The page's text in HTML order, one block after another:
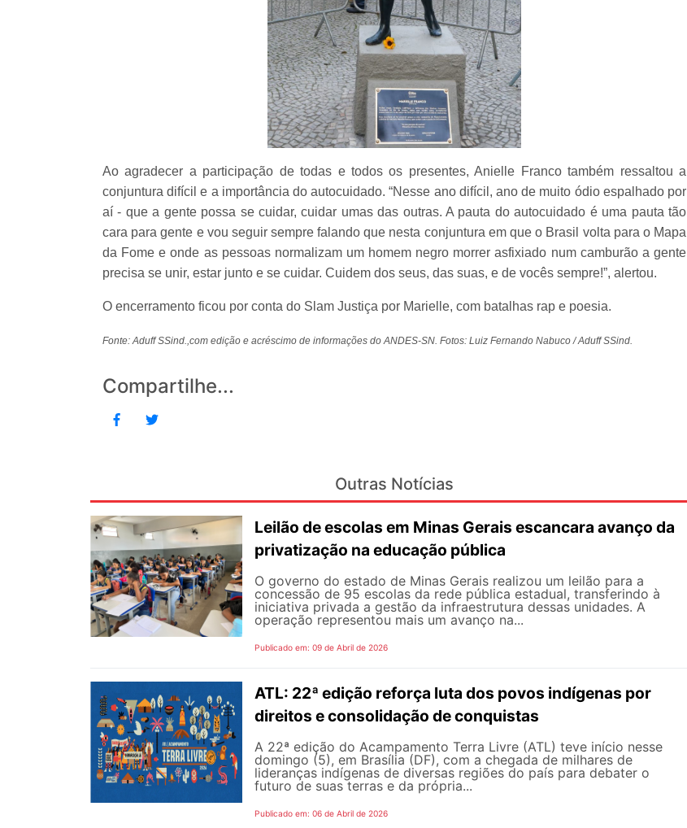
Ao agradecer a participação de todas e todos os presentes, Anielle Franco também ressaltou a
conjuntura difícil e a importância do autocuidado. “Nesse ano difícil, ano de muito ódio espalhado por
aí - que a gente possa se cuidar, cuidar umas das outras. A pauta do autocuidado é uma pauta tão
cara para gente e vou seguir sempre falando que nesta conjuntura em que o Brasil volta para o Mapa
da Fome e onde as pessoas normalizam um homem negro morrer asfixiado num camburão a gente
precisa se unir, estar junto e se cuidar. Cuidem dos seus, das suas, e de vocês sempre!”, alertou.
O encerramento ficou por conta do Slam Justiça por Marielle, com batalhas rap e poesia.
Fonte: Aduff SSind.,com edição e acréscimo de informações do ANDES-SN. Fotos: Luiz Fernando Nabuco / Aduff SSind.
Compartilhe...
Outras Notícias
Leilão de escolas em Minas Gerais escancara avanço da
privatização na educação pública
O governo do estado de Minas Gerais realizou um leilão para a
concessão de 95 escolas da rede pública estadual, transferindo à
iniciativa privada a gestão da infraestrutura dessas unidades. A
operação representou mais um avanço na...
Publicado em: 09 de Abril de 2026
ATL: 22ª edição reforça luta dos povos indígenas por
direitos e consolidação de conquistas
A 22ª edição do Acampamento Terra Livre (ATL) teve início nesse
domingo (5), em Brasília (DF), com a chegada de milhares de
lideranças indígenas de diversas regiões do país para debater o
futuro de suas terras e da própria...
Publicado em: 06 de Abril de 2026